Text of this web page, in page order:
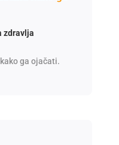
zdravlja
ga ojačati.